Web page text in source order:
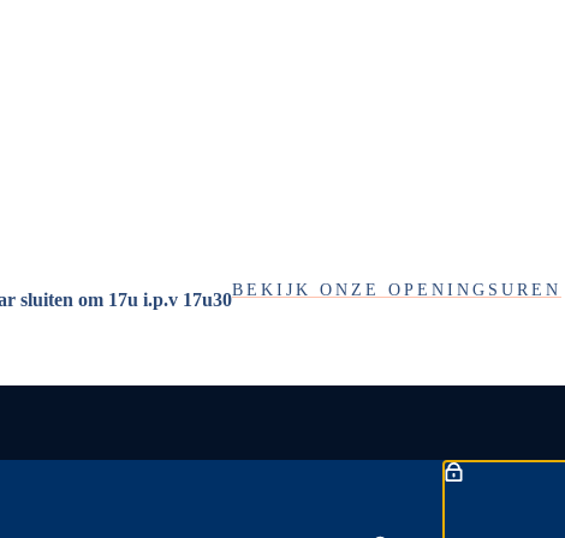
sluiten om 17u i.p.v 17u30BEKIJK ONZE OPENINGSUREN